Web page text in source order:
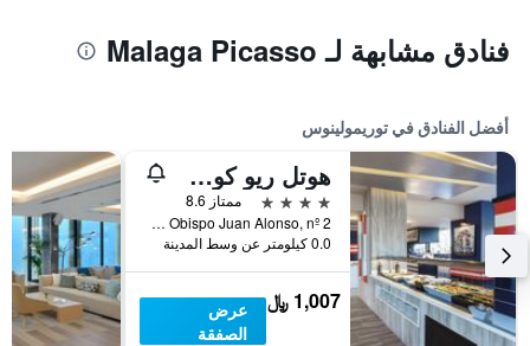
فنادق مشابهة لـ Malaga Picasso
أفضل الفنادق في توريمولينوس
هوتل ريو كوستا ديل سول - عامامل جميع الخدمات
4 نجوم
ممتاز 8.6
Calle Obispo Juan Alonso, nº 2, توريمولينوس, منطقة أندلوسيا, أسبانيا
0.0 كيلومتر عن وسط المدينة
1,007 ﷼
عرض
الصفقة